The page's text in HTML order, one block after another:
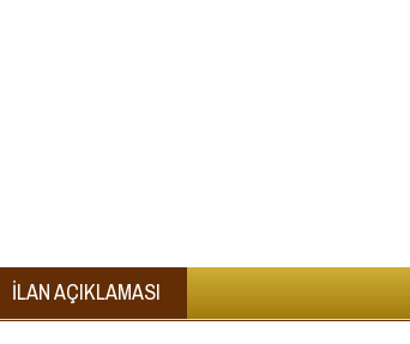
İLAN AÇIKLAMASI